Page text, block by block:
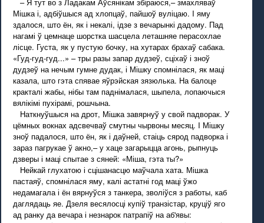
Мішка і, адбіўшыся ад хлопцаў, пайшоў вуліцаю. I яму
здалося, што ён, як і некалі, ідзе з вечарынкі дадому. Пад
нагамі ў цемнаце шорстка шасцела леташняе перасохлае
лісце. Густа, як у пустую бочку, на хутарах брахаў сабака.
«Гуд-гуд-гуд...» – тры разы запар дудзеў, сціхаў і зноў
дудзеў на нечым гумне дудак, і Мішку спомнілася, як маці
казала, што гэта спявае яўрэйская зязюлька. На балоце
кракталі жабы, нібы там паднімалася, шыпела, лопаючыся
вялікімі пухірамі, рошчына.
Наткнуўшыся на дрот, Мішка завярнуў у свой падворак. У
цёмных вокнах адсвечваў смутны чырвоны месяц. I Мішку
зноў падалося, што ён, як і даўней, стаіць сярод падворка і
зараз пагрукае ў акно,– у хаце загарыцца агонь, рыпнуць
дзверы і маці спытае з сяней: «Міша, гэта ты?»
Нейкай глухатою і сцішанасцю маўчала хата. Мішка
пастаяў, спомнілася яму, калі астатні год маці ўжо
недамагала і ён вярнуўся з танкера, зволіўся з работы, каб
даглядаць яе. Дзеля весялосці купіў транзістар, круціў яго
ад ранку да вечара і незнарок патрапіў на аб'явы: